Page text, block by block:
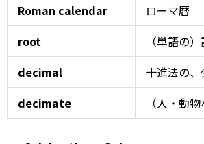
Roman calendar
ローマ暦
root
（単語の
decimal
十進法の、
decimate
（人・動